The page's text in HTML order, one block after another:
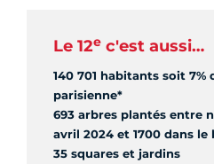
Le 12e c'est aussi…
140 701 habitants soit 7%
parisienne*
693 arbres plantés entre
avril 2024 et 1700 dans le
35 squares et jardins